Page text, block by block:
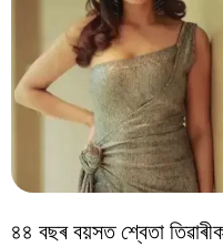
৪৪ বছৰ বয়সত শ্বেতা